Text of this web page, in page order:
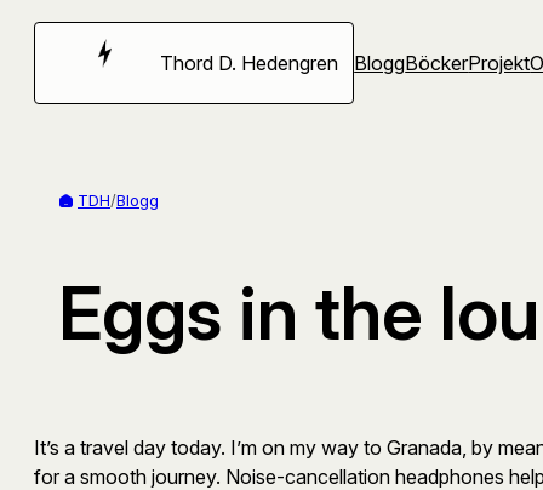
Hoppa
Thord D. Hedengren BloggBöckerProjekt
TDH/Blogg
Eggs in the
It’s a travel day today. I’m on my way to Granada, by
for a smooth journey. Noise-cancellation headphones